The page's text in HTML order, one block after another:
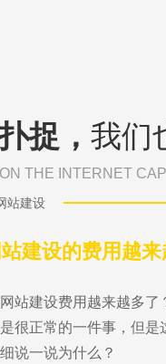
捉，我们
THE INTERNET
站建设
建设的费用越来
站建设费用越来越多
很正常的一件事，但是
说一说为什么？